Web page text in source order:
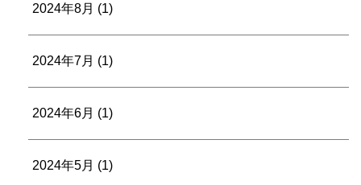
2024年8月 (1)
2024年7月 (1)
2024年6月 (1)
2024年5月 (1)